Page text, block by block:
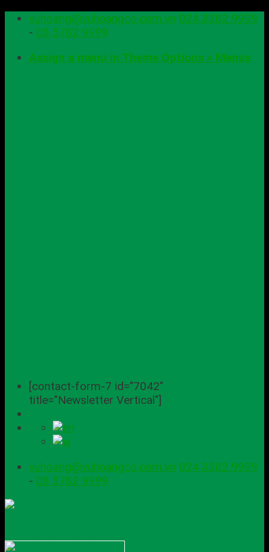
Skip vuhoang@vuhoangco.com.vn 024 3382 9999
- 08 5782 9999
Assign a menu in Theme Options > Menus
[contact-form-7 id="7042"
title="Newsletter Vertical"]
vuhoang@vuhoangco.com.vn 024 3382 9999
- 08 5782 9999